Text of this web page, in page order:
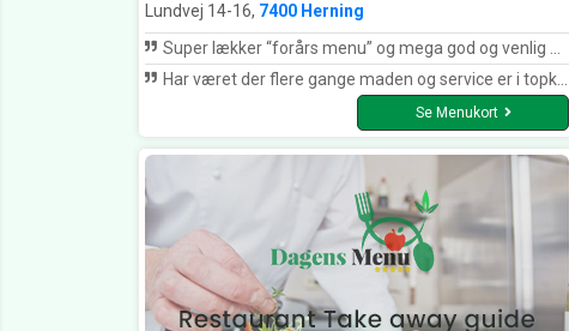
Lundvej 14-16, 7400 Herning
Super lækker “forårs menu” og mega god og venlig betjening
Har været der flere gange maden og service er i topklasse
Se Menukort